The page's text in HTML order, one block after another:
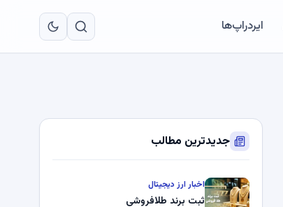
ایردراپ‌ها
جدیدترین مطالب
اخبار ارز دیجیتال
ثبت برند طلافروشی